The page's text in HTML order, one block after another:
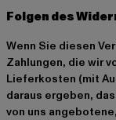
Folgen des
Wenn Sie diesen
Zahlungen, die wir
Lieferkosten (mit
daraus ergeben,
von uns